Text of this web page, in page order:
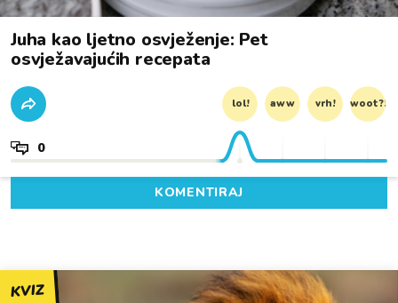
Juha kao ljetno osvježenje: Pet
osvježavajućih recepata
lol! aww vrh! woot?!
0
KOMENTIRAJ
KVIZ